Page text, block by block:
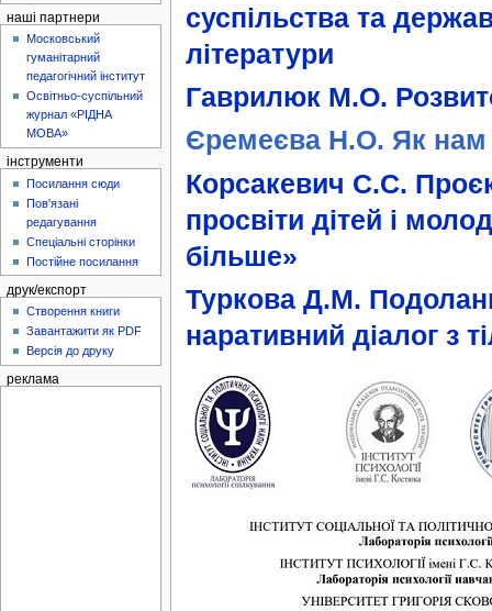
суспільства та
літератури
Гаврилюк М.О.
Єремеєва Н.О. Як нам
Корсакевич С.С.
просвіти дітей і
більше»
Туркова Д.М.
наративний діалог з
наші партнери
Московський
гуманітарний
педагогічний інститут
Освітньо-суспільний
журнал «РІДНА
МОВА»
інструменти
Посилання сюди
Пов'язані
редагування
Спеціальні сторінки
Постійне посилання
друк/експорт
Створення книги
Завантажити як PDF
Версія до друку
реклама